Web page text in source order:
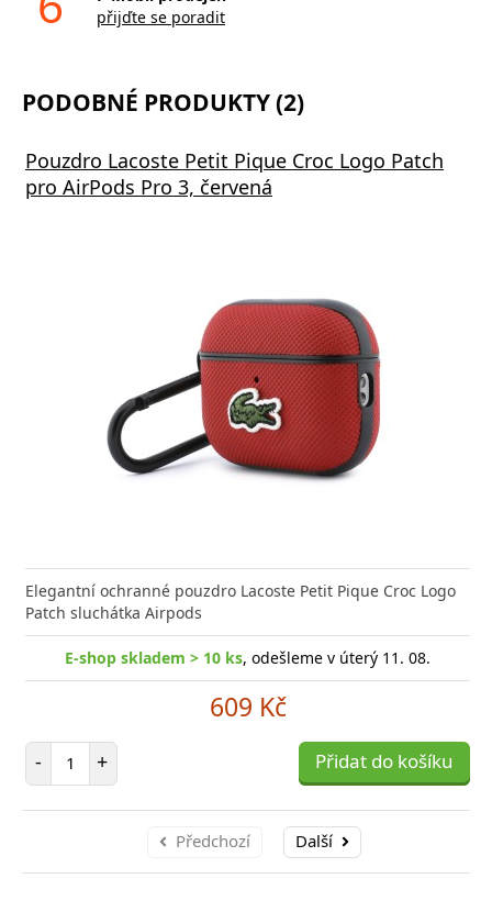
přijďte se poradit
PODOBNÉ PRODUKTY (2)
Pouzdro Lacoste Petit Pique Croc Logo Patch
pro AirPods Pro 3, červená
Elegantní ochranné pouzdro Lacoste Petit Pique Croc Logo
Patch sluchátka Airpods
E-shop skladem > 10 ks, odešleme v úterý 11. 08.
609 Kč
- Počet položek
+ Přidat do košíku
Předchozí Další